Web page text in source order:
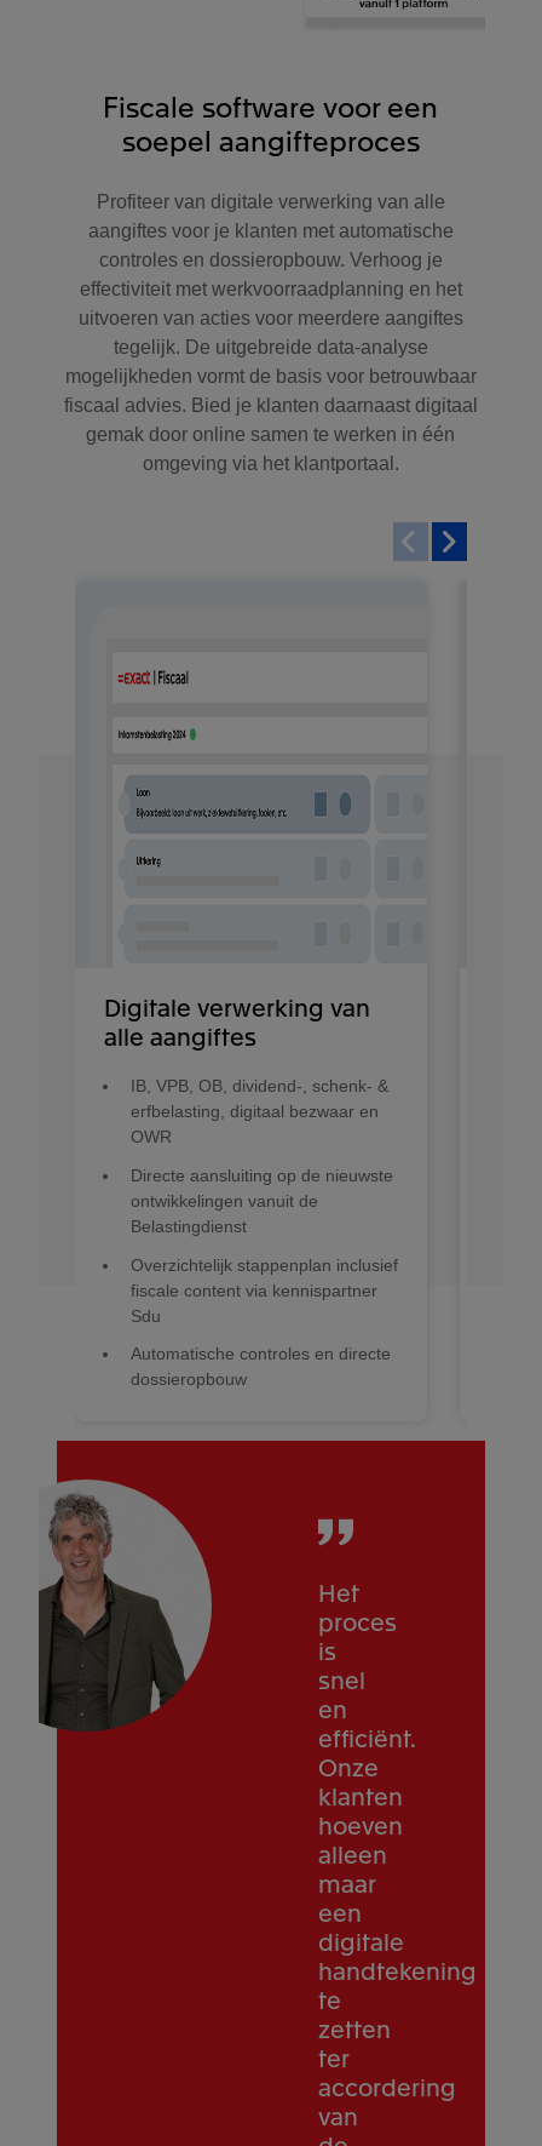
Fiscale software voor een
soepel aangifteproces
Profiteer van digitale verwerking van alle
aangiftes voor je klanten met automatische
controles en dossieropbouw. Verhoog je
effectiviteit met werkvoorraadplanning en het
uitvoeren van acties voor meerdere aangiftes
tegelijk. De uitgebreide data-analyse
mogelijkheden vormt de basis voor betrouwbaar
fiscaal advies. Bied je klanten daarnaast digitaal
gemak door online samen te werken in één
omgeving via het klantportaal.
Digitale verwerking van
alle aangiftes
IB, VPB, OB, dividend-, schenk- &
erfbelasting, digitaal bezwaar en
OWR
Directe aansluiting op de nieuwste
ontwikkelingen vanuit de
Belastingdienst
Overzichtelijk stappenplan inclusief
fiscale content via kennispartner
Sdu
Automatische controles en directe
dossieropbouw
Het
proces
is
snel
en
efficiënt.
Onze
klanten
hoeven
alleen
maar
een
digitale
handtekening
te
zetten
ter
accordering
van